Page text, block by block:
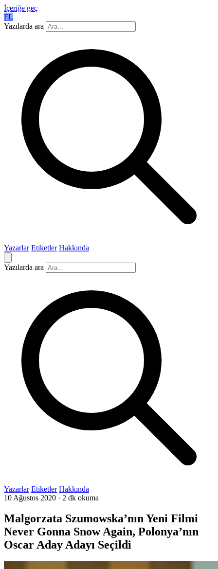
İçeriğe geç
FL
Yazılarda ara
Yazarlar Etiketler Hakkında
Yazılarda ara
Yazarlar Etiketler Hakkında
10 Ağustos 2020 · 2 dk okuma
Malgorzata Szumowska’nın Yeni Filmi
Never Gonna Snow Again, Polonya’nın
Oscar Aday Adayı Seçildi